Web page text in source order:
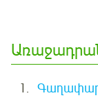
1. Գաղափար